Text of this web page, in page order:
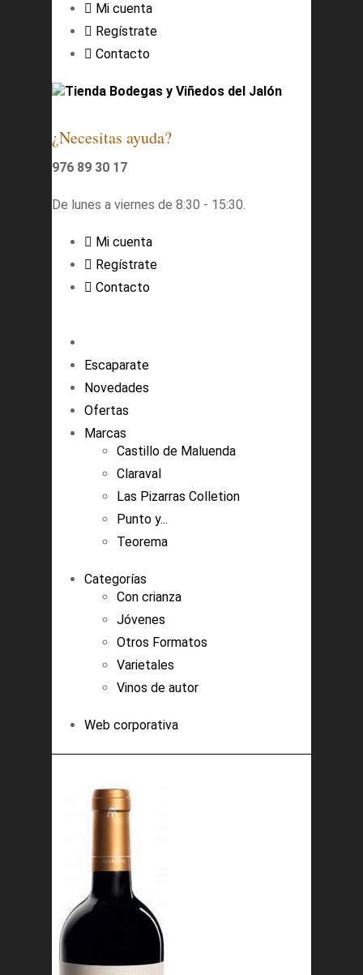
Mi cuenta
Regístrate
Contacto
Tienda Bodegas y Viñedos del Jalón
¿Necesitas ayuda?
976 89 30 17
De lunes a viernes de 8:30 - 15:30.
Mi cuenta
Regístrate
Contacto
Escaparate
Novedades
Ofertas
Marcas
Castillo de Maluenda
Claraval
Las Pizarras Colletion
Punto y...
Teorema
Categorías
Con crianza
Jóvenes
Otros Formatos
Varietales
Vinos de autor
Web corporativa